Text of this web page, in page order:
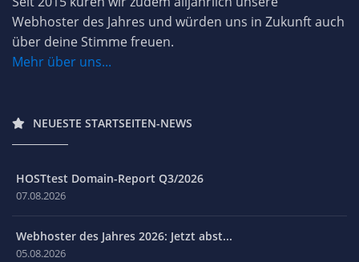
Webhoster des Jahres und würden uns in Zukunft auch
über deine Stimme freuen.
Mehr über uns...
NEUESTE STARTSEITEN-NEWS
HOSTtest Domain-Report Q3/2026
07.08.2026
Webhoster des Jahres 2026: Jetzt abst...
05.08.2026